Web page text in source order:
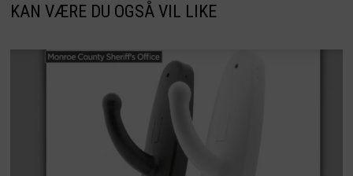
KAN VÆRE DU OGSÅ VIL LIKE